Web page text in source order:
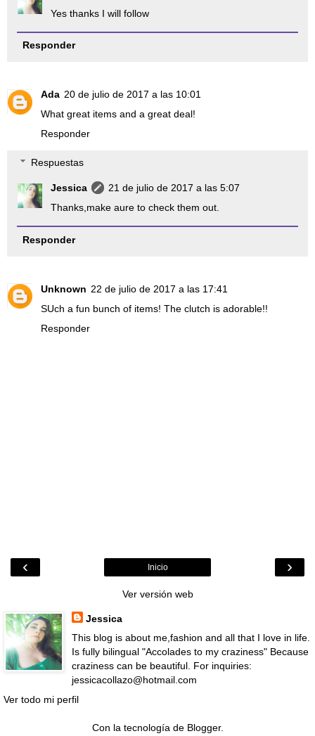
Yes thanks I will follow
Responder
Ada 20 de julio de 2017 a las 10:01
What great items and a great deal!
Responder
Respuestas
Jessica
21 de julio de 2017 a las 5:07
Thanks,make aure to check them out.
Responder
Unknown 22 de julio de 2017 a las 17:41
SUch a fun bunch of items! The clutch is adorable!!
Responder
‹ ›
Inicio
Ver versión web
Jessica
This blog is about me,fashion and all that I love in life.
Is fully bilingual "Accolades to my craziness" Because
craziness can be beautiful. For inquiries:
jessicacollazo@hotmail.com
Ver todo mi perfil
Con la tecnología de Blogger.